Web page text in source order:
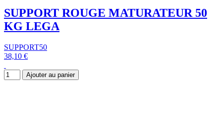
SUPPORT ROUGE MATURATEUR 50
KG LEGA
SUPPORT50
38,10 €
Ajouter au panier